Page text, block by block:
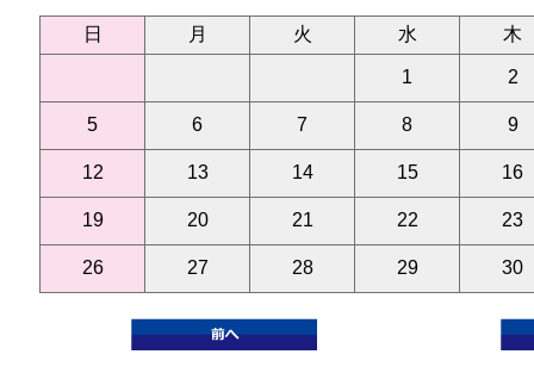
日 月 火 水 木
1 2
5 6 7 8 9
12 13 14 15 16
19 20 21 22 23
26 27 28 29 30